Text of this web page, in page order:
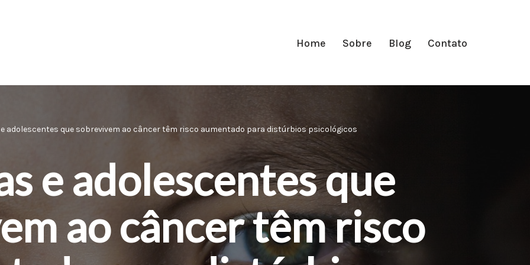
Home Sobre Blog Contato
adolescentes que sobrevivem ao câncer têm risco aumentado para distúrbios psicológicos
e adolescentes que
ao câncer têm risco